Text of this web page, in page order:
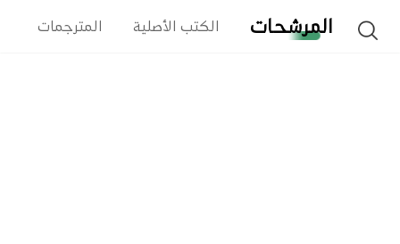
المترجمات الكتب الأصلية المرشحات